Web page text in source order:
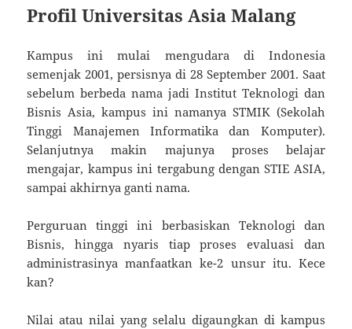
Profil Universitas Asia Malang
Kampus ini mulai mengudara di Indonesia
semenjak 2001, persisnya di 28 September 2001. Saat
sebelum berbeda nama jadi Institut Teknologi dan
Bisnis Asia, kampus ini namanya STMIK (Sekolah
Tinggi Manajemen Informatika dan Komputer).
Selanjutnya makin majunya proses belajar
mengajar, kampus ini tergabung dengan STIE ASIA,
sampai akhirnya ganti nama.
Perguruan tinggi ini berbasiskan Teknologi dan
Bisnis, hingga nyaris tiap proses evaluasi dan
administrasinya manfaatkan ke-2 unsur itu. Kece
kan?
Nilai atau nilai yang selalu digaungkan di kampus